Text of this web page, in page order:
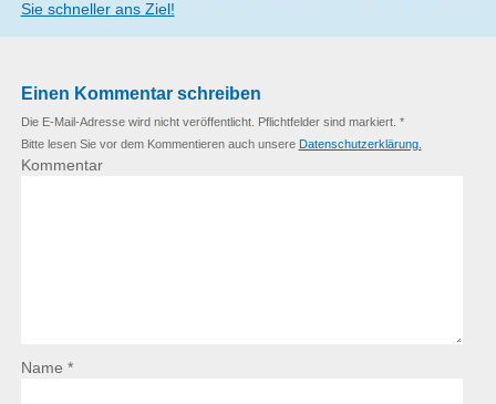
Sie schneller ans Ziel!
Einen Kommentar schreiben
Die E-Mail-Adresse wird nicht veröffentlicht. Pflichtfelder sind markiert. *
Bitte lesen Sie vor dem Kommentieren auch unsere Datenschutzerklärung.
Kommentar
Name *